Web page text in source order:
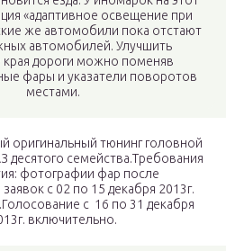
«адаптивное освещение при
же автомобили пока отстают
автомобилей. Улучшить
дороги можно поменяв
фары и указатели поворотов
местами.
оригинальный тюнинг головной
десятого семейства.Требования
фотографии фар после
с 02 по 15 декабря 2013г.
с 16 по 31 декабря
включительно.